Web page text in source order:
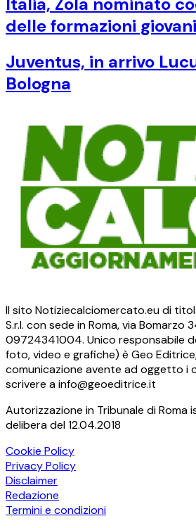
delle formazioni
Juventus, in arrivo
Bologna
Il sito Notiziecalciomercato.eu di
S.r.l. con sede in Roma, via Bomarzo
09724341004. Unico responsabile
foto, video e grafiche) è Geo
comunicazione avente ad oggetto i
scrivere a info@geoeditrice.it
Autorizzazione in Tribunale di Roma
delibera del 12.04.2018
Cookie Policy
Privacy Policy
Disclaimer
Redazione
Termini e condizioni